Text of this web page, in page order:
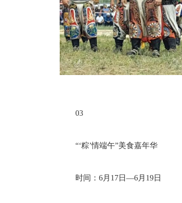
03
“‘粽’情端午”美食嘉年华
时间：6月17日—6月19日